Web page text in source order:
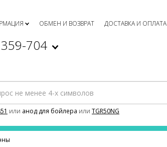
ОБМЕН И ВОЗВРАТ ДОСТАВКА И ОПЛАТА
704
или анод для бойлера или TGR50NG